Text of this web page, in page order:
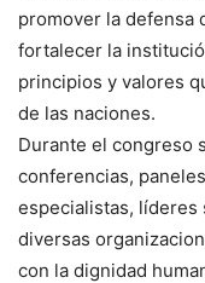
promover la defensa
fortalecer la
principios y valores
de las naciones.
Durante el congreso
conferencias,
especialistas, líderes
diversas
con la dignidad